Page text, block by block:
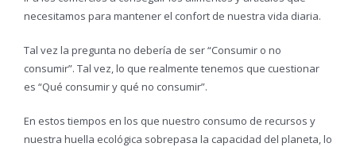
necesitamos para mantener el confort de nuestra vida diaria.
Tal vez la pregunta no debería de ser “Consumir o no
consumir”. Tal vez, lo que realmente tenemos que cuestionar
es “Qué consumir y qué no consumir”.
En estos tiempos en los que nuestro consumo de recursos y
nuestra huella ecológica sobrepasa la capacidad del planeta, lo